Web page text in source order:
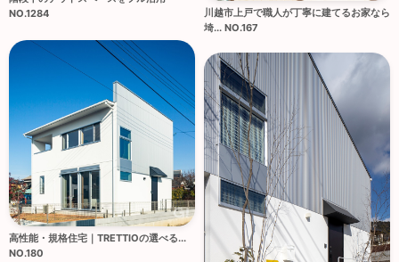
NO.1284
川越市上戸で職人が丁寧に建てるお家なら
埼... NO.167
高性能・規格住宅｜TRETTIOの選べる...
NO.180